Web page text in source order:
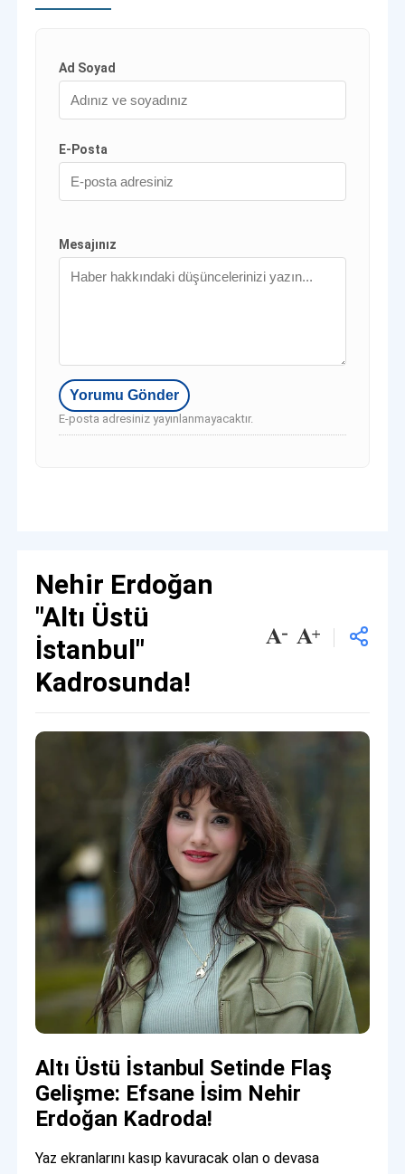
Ad Soyad
E-Posta
Mesajınız
E-posta adresiniz yayınlanmayacaktır.
Nehir Erdoğan
"Altı Üstü
İstanbul"
Kadrosunda!
Altı Üstü İstanbul Setinde Flaş
Gelişme: Efsane İsim Nehir
Erdoğan Kadroda!
Yaz ekranlarını kasıp kavuracak olan o devasa